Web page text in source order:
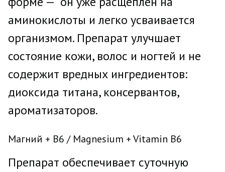
аминокислоты и легко усваивается
организмом. Препарат улучшает
состояние кожи, волос и ногтей и не
содержит вредных ингредиентов:
диоксида титана, консервантов,
ароматизаторов.
Магний + B6 / Magnesium + Vitamin B6
Препарат обеспечивает суточную